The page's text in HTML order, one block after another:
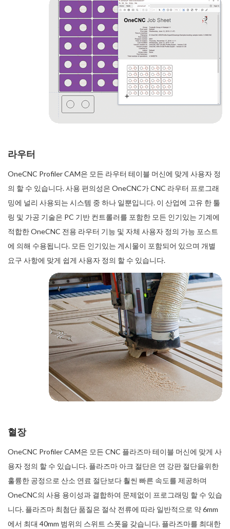
라우터
OneCNC Profiler CAM은 모든 라우터 테이블 머신에 맞게 사용자 정
의 할 수 있습니다. 사용 편의성은 OneCNC가 CNC 라우터 프로그래
밍에 널리 사용되는 시스템 중 하나 일뿐입니다. 이 산업에 고유 한 툴
링 및 가공 기술은 PC 기반 컨트롤러를 포함한 모든 인기있는 기계에
적합한 OneCNC 전용 라우터 기능 및 자체 사용자 정의 가능 포스트
에 의해 수용됩니다. 모든 인기있는 게시물이 포함되어 있으며 개별
요구 사항에 맞게 쉽게 사용자 정의 할 수 있습니다.
혈장
OneCNC Profiler CAM은 모든 CNC 플라즈마 테이블 머신에 맞게 사
용자 정의 할 수 있습니다. 플라즈마 아크 절단은 연 강판 절단을위한
훌륭한 공정으로 산소 연료 절단보다 훨씬 빠른 속도를 제공하며
OneCNC의 사용 용이성과 결합하여 문제없이 프로그래밍 할 수 있습
니다. 플라즈마 최첨단 품질은 절삭 전류에 따라 일반적으로 약 6mm
에서 최대 40mm 범위의 스위트 스폿을 갖습니다. 플라즈마를 최대한